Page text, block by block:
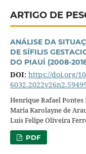
ARTIGO DE
ANÁLISE DA
DE SÍFILIS
DO PIAUÍ (2008-
DOI: https://doi.org/
Henrique Rafael Pontes
Maria Karolayne de
Luís Felipe Oliveira
PDF